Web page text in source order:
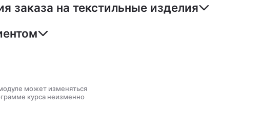
заказа на текстильные изделия
может изменяться
курса неизменно